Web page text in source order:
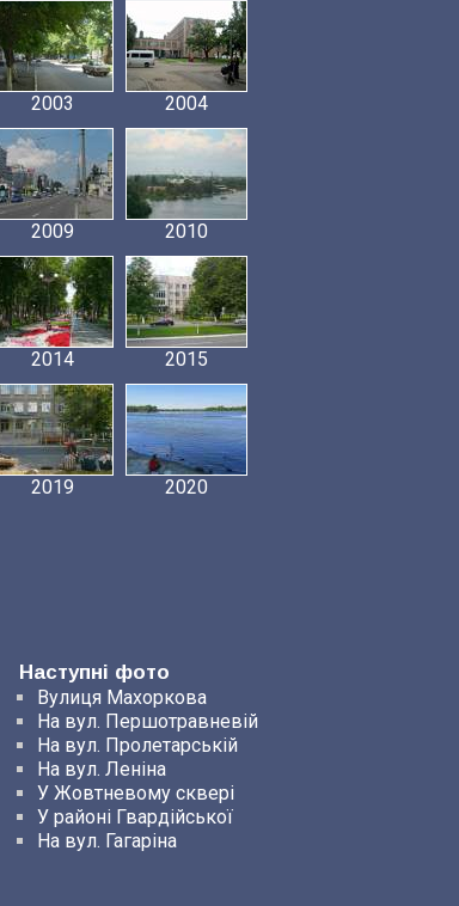
2003 2004
2009 2010
2014 2015
2019 2020
Наступні фото
Вулиця Махоркова
На вул. Першотравневій
На вул. Пролетарській
На вул. Леніна
У Жовтневому сквері
У районі Гвардійської
На вул. Гагаріна